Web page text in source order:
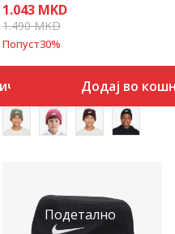
1.043 MKD
1.490MKD
Попуст30%
Додај во
Подетално